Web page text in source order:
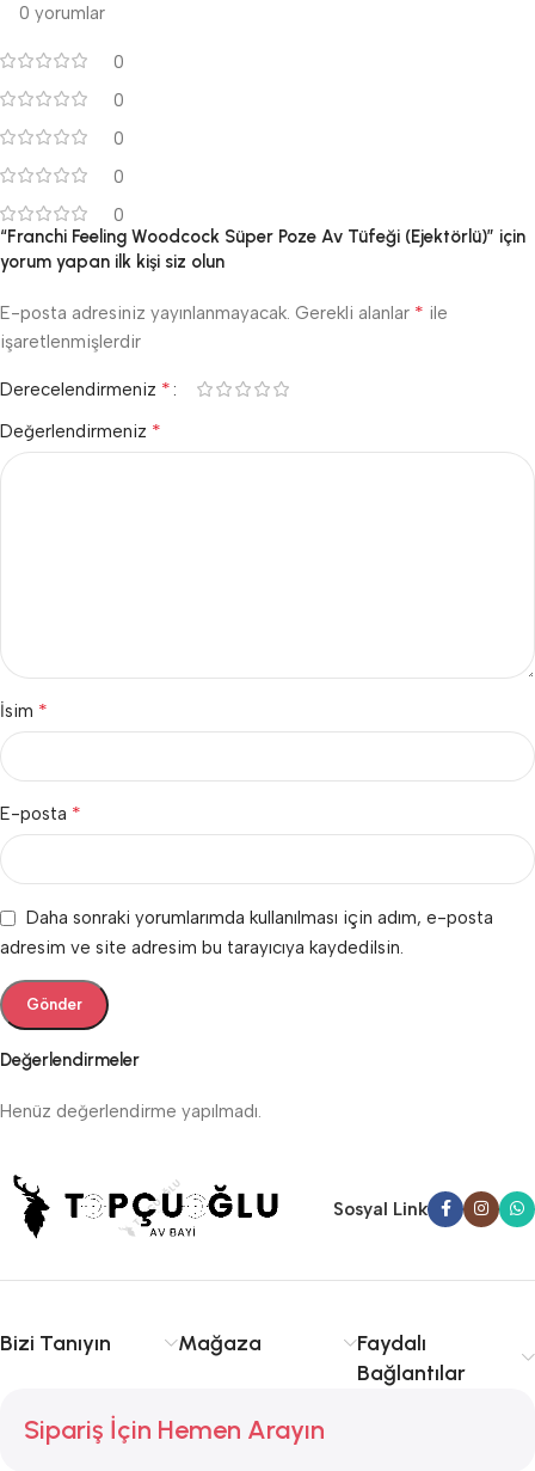
0 yorumlar
0
0
0
0
0
Değerlendirmeler
Henüz değerlendirme yapılmadı.
“Franchi Feeling Woodcock Süper Poze Av Tüfeği (Ejektörlü)” için
yorum yapan ilk kişi siz olun
E-posta adresiniz yayınlanmayacak. Gerekli alanlar * ile
işaretlenmişlerdir
Derecelendirmeniz *
Değerlendirmeniz *
İsim *
E-posta *
Daha sonraki yorumlarımda kullanılması için adım, e-posta
adresim ve site adresim bu tarayıcıya kaydedilsin.
Sosyal Link
Bizi Tanıyın Mağaza
Faydalı
Bağlantılar
Sipariş İçin Hemen Arayın